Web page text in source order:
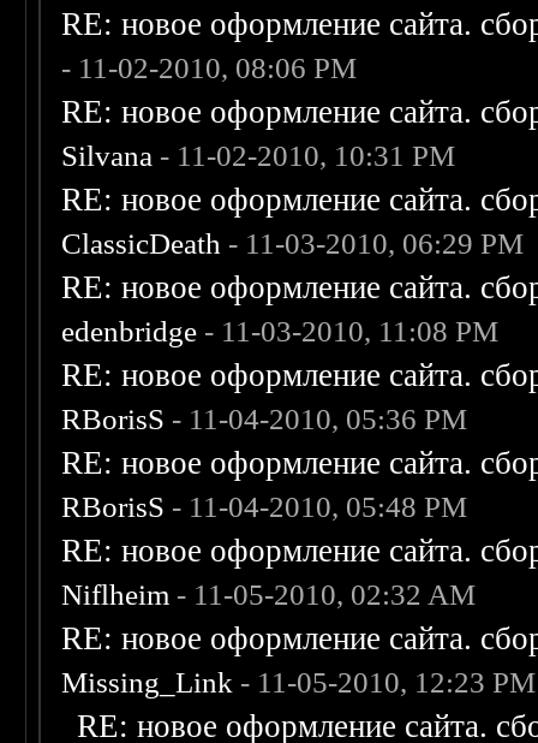
RE: новое оформление сайта.
- 11-02-2010, 08:06 PM
RE: новое оформление сайта.
Silvana - 11-02-2010, 10:31 PM
RE: новое оформление сайта.
ClassicDeath - 11-03-2010, 06:29 PM
RE: новое оформление сайта.
edenbridge - 11-03-2010, 11:08 PM
RE: новое оформление сайта.
RBorisS - 11-04-2010, 05:36 PM
RE: новое оформление сайта.
RBorisS - 11-04-2010, 05:48 PM
RE: новое оформление сайта.
Niflheim - 11-05-2010, 02:32 AM
RE: новое оформление сайта.
Missing_Link - 11-05-2010, 12:23 PM
RE: новое оформление сайта.